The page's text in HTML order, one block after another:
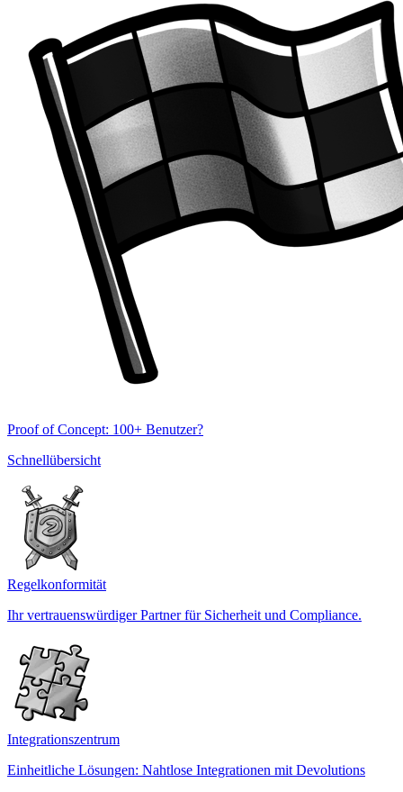
Proof of Concept: 100+ Benutzer?
Schnellübersicht
Regelkonformität
Ihr vertrauenswürdiger Partner für Sicherheit und Compliance.
Integrationszentrum
Einheitliche Lösungen: Nahtlose Integrationen mit Devolutions